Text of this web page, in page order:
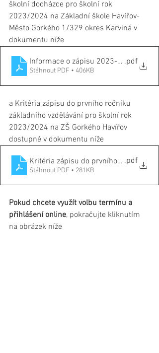
školní docházce pro školní rok
2023/2024 na Základní škole Havířov-
Město Gorkého 1/329 okres Karviná v
dokumentu níže
Informace o zápisu 2023-24_sgn
.pdf
Stáhnout PDF • 406KB
a Kritéria zápisu do prvního ročníku
základního vzdělávání pro školní rok
2023/2024 na ZŠ Gorkého Havířov
dostupné v dokumentu níže
Kritéria zápisu do prvního ročníku
.pdf
Stáhnout PDF • 281KB
Pokud chcete využít volbu termínu a
přihlášení online, pokračujte kliknutím
na obrázek níže